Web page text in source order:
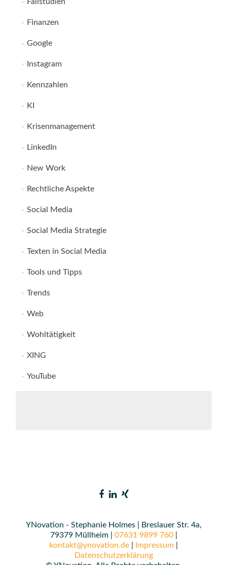
Finanzen
Google
Instagram
Kennzahlen
KI
Krisenmanagement
LinkedIn
New Work
Rechtliche Aspekte
Social Media
Social Media Strategie
Texten in Social Media
Tools und Tipps
Trends
Web
Wohltätigkeit
XING
YouTube
YNovation - Stephanie Holmes | Breslauer Str. 4a,
79379 Müllheim | 07631 9899 760|
kontakt@ynovation.de
Impressum
Datenschutzerklärung